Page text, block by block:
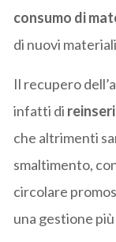
consumo di
di nuovi
Il recupero
infatti di
che altrimenti
smaltimento,
circolare
una gestione